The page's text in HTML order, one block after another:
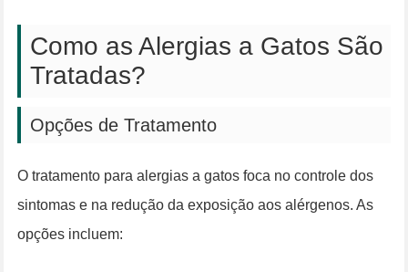
Como as Alergias a Gatos São
Tratadas?
Opções de Tratamento
O tratamento para alergias a gatos foca no controle dos
sintomas e na redução da exposição aos alérgenos. As
opções incluem: